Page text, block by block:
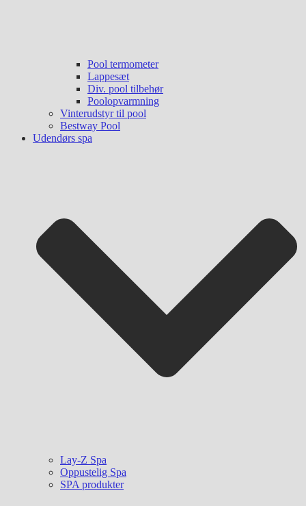
Pool termometer
Lappesæt
Div. pool tilbehør
Poolopvarmning
Vinterudstyr til pool
Bestway Pool
Udendørs spa
Lay-Z Spa
Oppustelig Spa
SPA produkter